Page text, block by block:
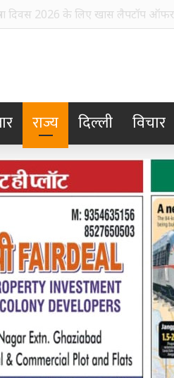
चाय श्रमिक और बस्तीवासियों के मुद्दे
राज्य दिल्ली विचार